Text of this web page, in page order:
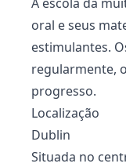
oral e seus
estimulantes.
regularmente,
progresso.
Localização
Dublin
Situada no